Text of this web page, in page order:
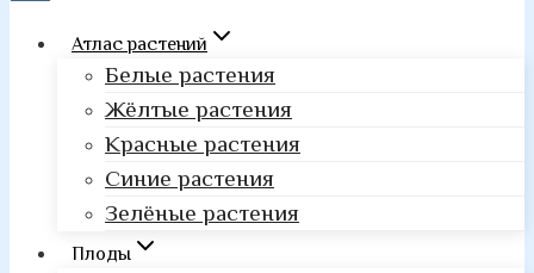
Атлас растений
Белые растения
Жёлтые растения
Красные растения
Синие растения
Зелёные растения
Плоды